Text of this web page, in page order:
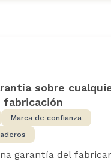
sobre
Marca de confianza
garantía del